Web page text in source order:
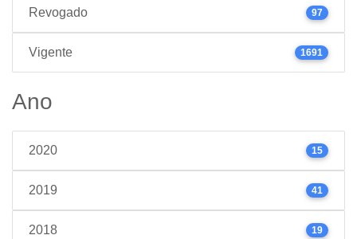
Revogado 97
Vigente 1691
Ano
2020 15
2019 41
2018 19